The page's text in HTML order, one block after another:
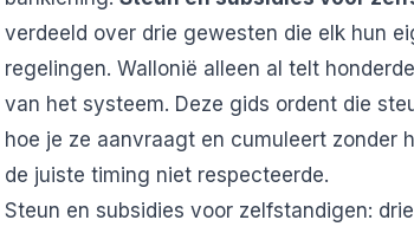
verdeeld over drie gewesten die elk hun
regelingen. Wallonië alleen al telt
van het systeem. Deze gids ordent die
hoe je ze aanvraagt en cumuleert zonder
de juiste timing niet respecteerde.
Steun en subsidies voor zelfstandigen: